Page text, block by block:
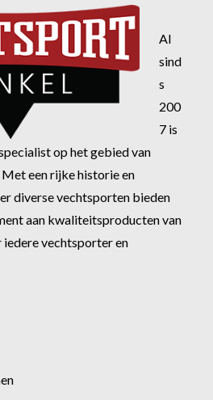
Al
sind
s
200
7 is
op het gebied van
een rijke historie en
diverse vechtsporten bieden
aan kwaliteitsproducten van
vechtsporter en